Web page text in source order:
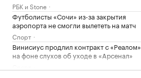
РБК и Stone
Футболисты «Сочи» из-за закрытия
аэропорта не смогли вылететь на матч
Спорт
Винисиус продлил контракт с «Реалом»
на фоне слухов об уходе в «Арсенал»